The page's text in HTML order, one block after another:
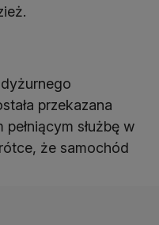
przekazana
służbę w
że samochód